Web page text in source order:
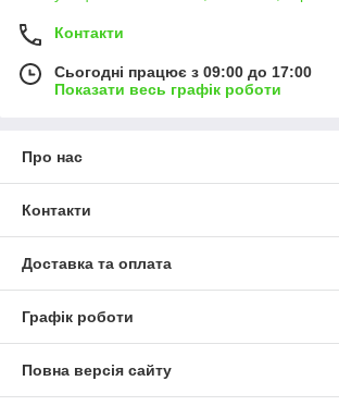
Контакти
Сьогодні працює з 09:00 до 17:00
Показати весь графік роботи
Про нас
Контакти
Доставка та оплата
Графік роботи
Повна версія сайту